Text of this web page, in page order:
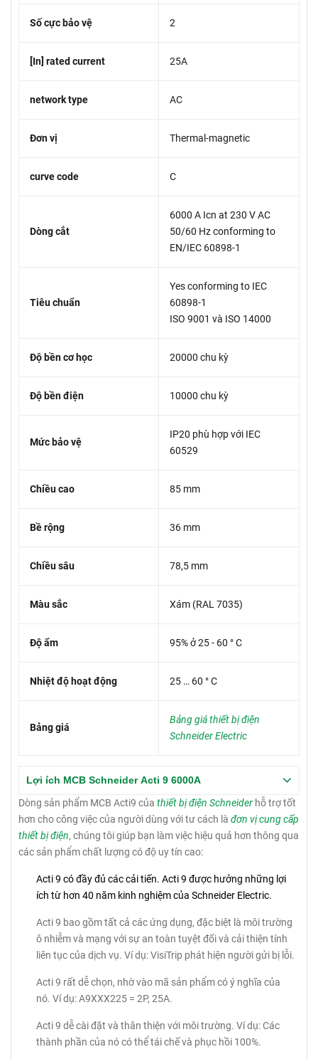
Số cực bảo vệ 2
[In] rated current 25A
network type AC
Đơn vị Thermal-magnetic
curve code C
Dòng cắt
6000 A Icn at 230 V AC
50/60 Hz conforming to
EN/IEC 60898-1
Tiêu chuẩn
Yes conforming to IEC
60898-1
ISO 9001 và ISO 14000
Độ bền cơ học 20000 chu kỳ
Độ bền điện 10000 chu kỳ
Mức bảo vệ
IP20 phù hợp với IEC
60529
Chiều cao 85 mm
Bề rộng 36 mm
Chiều sâu 78,5 mm
Màu sắc Xám (RAL 7035)
Độ ẩm 95% ở 25 - 60 ° C
Nhiệt độ hoạt động 25 … 60 ° C
Bảng giá
Bảng giá thiết bị điện
Schneider Electric
Lợi ích MCB Schneider Acti 9 6000A
Dòng sản phẩm MCB Acti9 của thiết bị điện Schneider hỗ trợ tốt
hơn cho công việc của người dùng với tư cách là đơn vị cung cấp
thiết bị điện, chúng tôi giúp bạn làm việc hiệu quả hơn thông qua
các sản phẩm chất lượng có độ uy tín cao:
Acti 9 có đầy đủ các cải tiến. Acti 9 được hưởng những lợi
ích từ hơn 40 năm kinh nghiệm của Schneider Electric.
Acti 9 bao gồm tất cả các ứng dụng, đặc biệt là môi trường
ô nhiễm và mạng với sự an toàn tuyệt đối và cải thiện tính
liên tục của dịch vụ. Ví dụ: VisiTrip phát hiện người gửi bị lỗi.
Acti 9 rất dễ chọn, nhờ vào mã sản phẩm có ý nghĩa của
nó. Ví dụ: A9XXX225 = 2P, 25A.
Acti 9 dễ cài đặt và thân thiện với môi trường. Ví dụ: Các
thành phần của nó có thể tái chế và phục hồi 100%.